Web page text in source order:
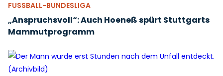
FUSSBALL-BUNDESLIGA
„Anspruchsvoll“: Auch Hoeneß spürt Stuttgarts
Mammutprogramm